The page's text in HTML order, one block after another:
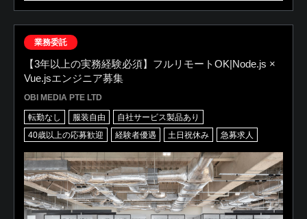
業務委託
【3年以上の実務経験必須】フルリモートOK|Node.js ×
Vue.jsエンジニア募集
OBI MEDIA PTE LTD
転勤なし 服装自由
自社サービス製品あり
40歳以上の応募歓迎
経験者優遇 土日祝休み 急募求人